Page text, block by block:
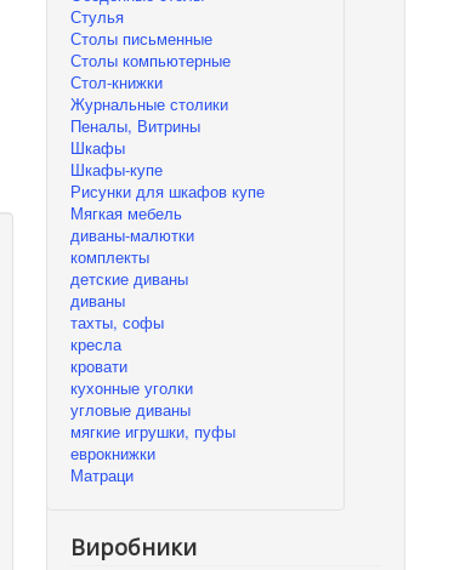
Стулья
Столы письменные
Столы компьютерные
Стол-книжки
Журнальные столики
Пеналы, Витрины
Шкафы
Шкафы-купе
Рисунки для шкафов купе
Мягкая мебель
диваны-малютки
комплекты
детские диваны
диваны
тахты, софы
кресла
кровати
кухонные уголки
угловые диваны
мягкие игрушки, пуфы
еврокнижки
Матраци
Виробники